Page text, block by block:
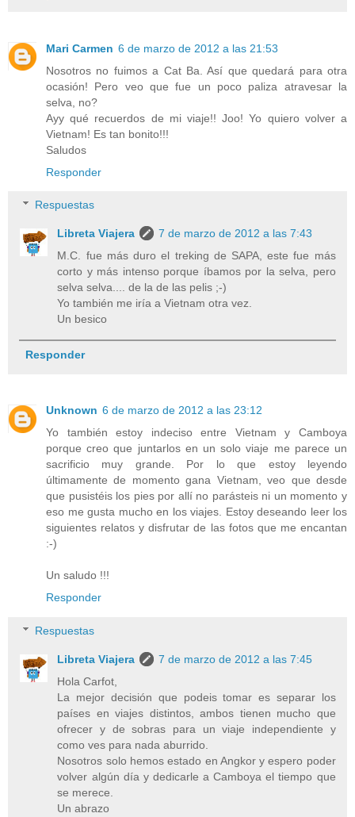
Mari Carmen 6 de marzo de 2012 a las 21:53
Nosotros no fuimos a Cat Ba. Así que quedará para otra
ocasión! Pero veo que fue un poco paliza atravesar la
selva, no?
Ayy qué recuerdos de mi viaje!! Joo! Yo quiero volver a
Vietnam! Es tan bonito!!!
Saludos
Responder
Respuestas
Libreta Viajera
7 de marzo de 2012 a las 7:43
M.C. fue más duro el treking de SAPA, este fue más
corto y más intenso porque íbamos por la selva, pero
selva selva.... de la de las pelis ;-)
Yo también me iría a Vietnam otra vez.
Un besico
Responder
Unknown 6 de marzo de 2012 a las 23:12
Yo también estoy indeciso entre Vietnam y Camboya
porque creo que juntarlos en un solo viaje me parece un
sacrificio muy grande. Por lo que estoy leyendo
últimamente de momento gana Vietnam, veo que desde
que pusistéis los pies por allí no parásteis ni un momento y
eso me gusta mucho en los viajes. Estoy deseando leer los
siguientes relatos y disfrutar de las fotos que me encantan
:-)
Un saludo !!!
Responder
Respuestas
Libreta Viajera
7 de marzo de 2012 a las 7:45
Hola Carfot,
La mejor decisión que podeis tomar es separar los
países en viajes distintos, ambos tienen mucho que
ofrecer y de sobras para un viaje independiente y
como ves para nada aburrido.
Nosotros solo hemos estado en Angkor y espero poder
volver algún día y dedicarle a Camboya el tiempo que
se merece.
Un abrazo